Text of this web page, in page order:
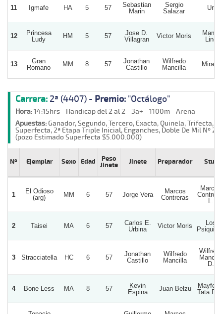
11 Igmafe HA 5 57
Sebastian
Marin
Sergio
Salazar
Urra
12
Princesa
Ludy
HM 5 57
Jose D.
Villagran
Victor Moris
Linda
13
Gran
Romano
MM 8 57
Jonathan
Castillo
Wilfredo
Mancilla
Carrera: 2ª (4407) - Premio: "Octálogo"
Hora:14:15hrs - Handicap del 2 al 2 - 3a+ - 1100m - Arena
Apuestas:Ganador, Segundo, Tercero, Exacta, Quinela, Trifecta,
Superfecta, 2ª Etapa Triple Inicial, Enganches, Doble De Mil Nº 2
(pozo Estimado Superfecta $5.000.000)
Nº Ejemplar Sexo Edad
Peso
Jinete
Jinete Preparador Stud
1
El Odioso
(arg)
MM 6 57 Jorge Vera
Marcos
Contreras
Marcos
2 Taisei MA 6 57
Carlos E.
Urbina
Victor Moris
Los
3 Stracciatella HC 6 57
Jonathan
Castillo
Wilfredo
Mancilla
Wilfredo
D.
4 Bone Less MA 8 57
Kevin
Espina
Juan Belzu
Mayfer
Tata